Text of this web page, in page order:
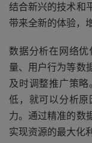
结合新兴的技术和
带来全新的体验，
数据分析在网络
量、用户行为等数
及时调整推广策
低，就可以分析原
力。通过精准的数
实现资源的最大化